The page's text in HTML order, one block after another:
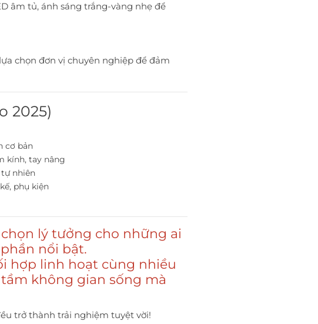
âm tủ, ánh sáng trắng-vàng nhẹ để
chọn đơn vị chuyên nghiệp để đảm
2025)
cơ bản
kính, tay nâng
nhiên
phụ kiện
chọn lý tưởng cho những ai
nổi bật.
hợp linh hoạt cùng nhiều
không gian sống mà
trở thành trải nghiệm tuyệt vời!